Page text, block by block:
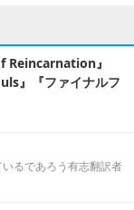
Reincarnation』
』『ファイナルフ
るであろう有志翻訳者